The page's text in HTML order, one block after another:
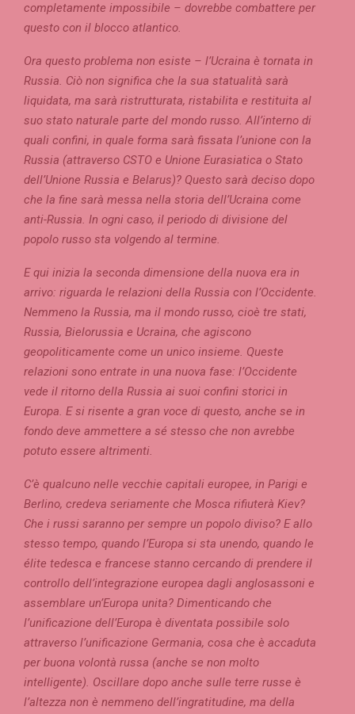
completamente impossibile – dovrebbe combattere per
questo con il blocco atlantico.
Ora questo problema non esiste – l’Ucraina è tornata in
Russia. Ciò non significa che la sua statualità sarà
liquidata, ma sarà ristrutturata, ristabilita e restituita al
suo stato naturale parte del mondo russo. All’interno di
quali confini, in quale forma sarà fissata l’unione con la
Russia (attraverso CSTO e Unione Eurasiatica o Stato
dell’Unione Russia e Belarus)? Questo sarà deciso dopo
che la fine sarà messa nella storia dell’Ucraina come
anti-Russia. In ogni caso, il periodo di divisione del
popolo russo sta volgendo al termine.
E qui inizia la seconda dimensione della nuova era in
arrivo: riguarda le relazioni della Russia con l’Occidente.
Nemmeno la Russia, ma il mondo russo, cioè tre stati,
Russia, Bielorussia e Ucraina, che agiscono
geopoliticamente come un unico insieme. Queste
relazioni sono entrate in una nuova fase: l’Occidente
vede il ritorno della Russia ai suoi confini storici in
Europa. E si risente a gran voce di questo, anche se in
fondo deve ammettere a sé stesso che non avrebbe
potuto essere altrimenti.
C’è qualcuno nelle vecchie capitali europee, in Parigi e
Berlino, credeva seriamente che Mosca rifiuterà Kiev?
Che i russi saranno per sempre un popolo diviso? E allo
stesso tempo, quando l’Europa si sta unendo, quando le
élite tedesca e francese stanno cercando di prendere il
controllo dell’integrazione europea dagli anglosassoni e
assemblare un’Europa unita? Dimenticando che
l’unificazione dell’Europa è diventata possibile solo
attraverso l’unificazione Germania, cosa che è accaduta
per buona volontà russa (anche se non molto
intelligente). Oscillare dopo anche sulle terre russe è
l’altezza non è nemmeno dell’ingratitudine, ma della